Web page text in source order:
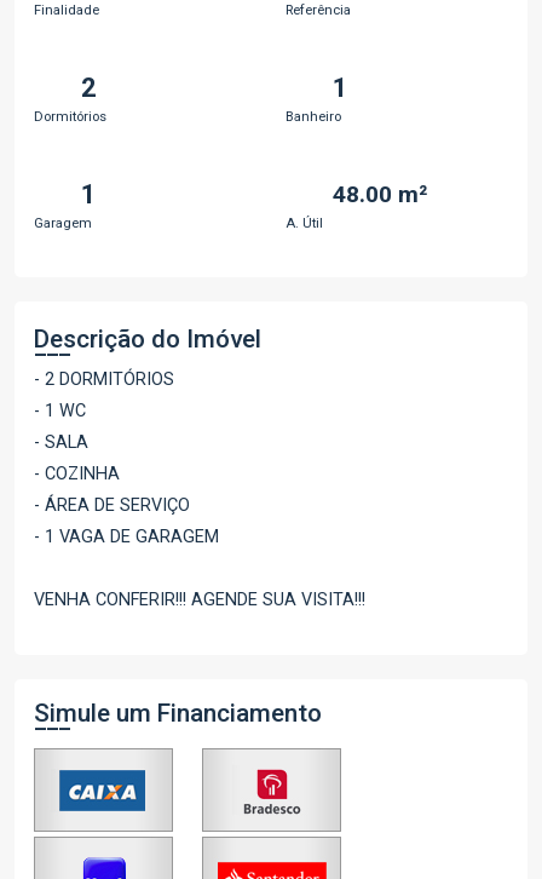
Finalidade Referência
2
Dormitórios
1
Banheiro
1
Garagem
48.00 m²
A. Útil
Descrição do Imóvel
- 2 DORMITÓRIOS
- 1 WC
- SALA
- COZINHA
- ÁREA DE SERVIÇO
- 1 VAGA DE GARAGEM
VENHA CONFERIR!!! AGENDE SUA VISITA!!!
Simule um Financiamento